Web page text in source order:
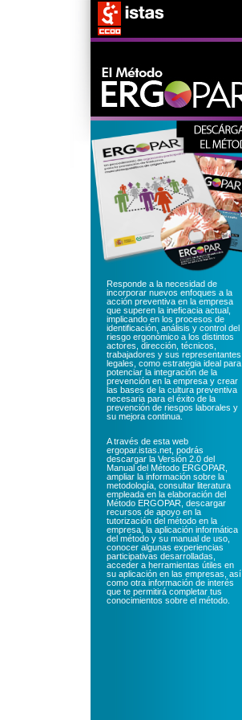
Responde a la necesidad de
incorporar nuevos enfoques a la
acción preventiva en la empresa
que superen la ineficacia actual,
implicando en los procesos de
identificación, análisis y control del
riesgo ergonómico a los distintos
actores, dirección, técnicos,
trabajadores y sus representantes
legales, como estrategia ideal para
potenciar la integración de la
prevención en la empresa y crear
las bases de la cultura preventiva
necesaria para el éxito de la
prevención de riesgos laborales y
su mejora continua.
A través de esta web
ergopar.istas.net , podrás
descargar la Versión 2.0 del
Manual del Método ERGOPAR,
ampliar la información sobre la
metodología, consultar literatura
empleada en la elaboración del
Método ERGOPAR, descargar
recursos de apoyo en la
tutorización del método en la
empresa, la aplicación informática
del método y su manual de uso,
conocer algunas experiencias
participativas desarrolladas,
acceder a herramientas útiles en
su aplicación en las empresas, así
como otra información de interés
que te permitirá completar tus
conocimientos sobre el método.